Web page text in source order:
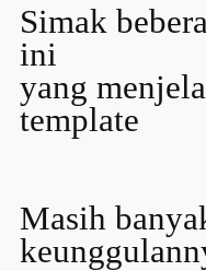
Simak
ini
yang
template
Masih